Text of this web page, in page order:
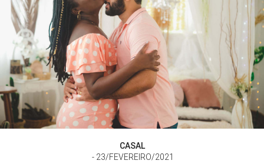
CASAL
23/FEVEREIRO/2021